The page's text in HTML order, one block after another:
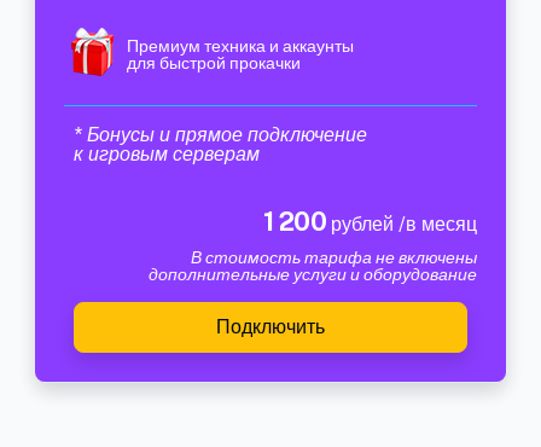
Премиум техника и аккаунты
для быстрой прокачки
* Бонусы и прямое подключение
к игровым серверам
1 200 рублей /в месяц
В стоимость тарифа не включены
дополнительные услуги и оборудование
Подключить